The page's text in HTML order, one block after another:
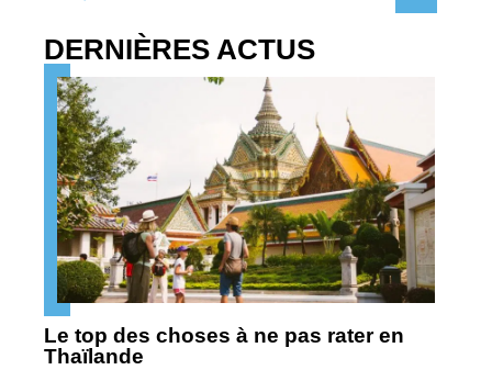
DERNIÈRES ACTUS
Le top des choses à ne pas rater en
Thaïlande